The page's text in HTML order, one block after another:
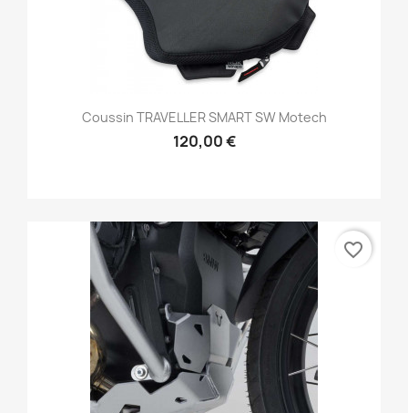
Coussin TRAVELLER SMART SW Motech
120,00 €
favorite_border